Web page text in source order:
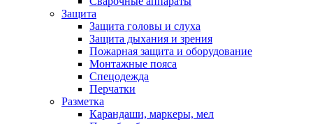
Защита
Защита головы и слуха
Защита дыхания и зрения
Пожарная защита и оборудование
Монтажные пояса
Спецодежда
Перчатки
Разметка
Карандаши, маркеры, мел